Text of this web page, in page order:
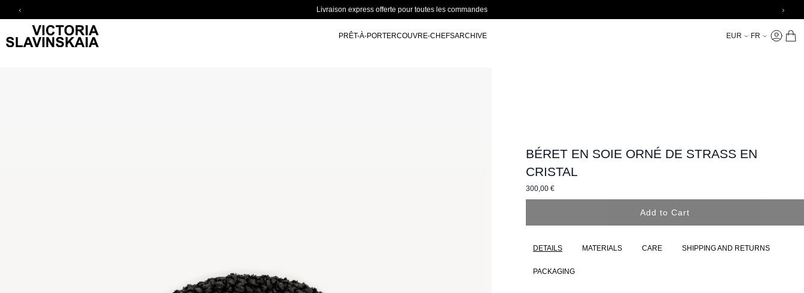
‹ Livraison express offerte pour toutes les commandes ›
Skip to Content
Currency
EUR Language
FR
My
PRÊT-À-PORTERCOUVRE-CHEFSARCHIVE
BÉRET EN SOIE ORNÉ DE STRASS EN
CRISTAL
300,00 €
Add to Cart
DETAILS MATERIALS CARE SHIPPING AND RETURNS
PACKAGING